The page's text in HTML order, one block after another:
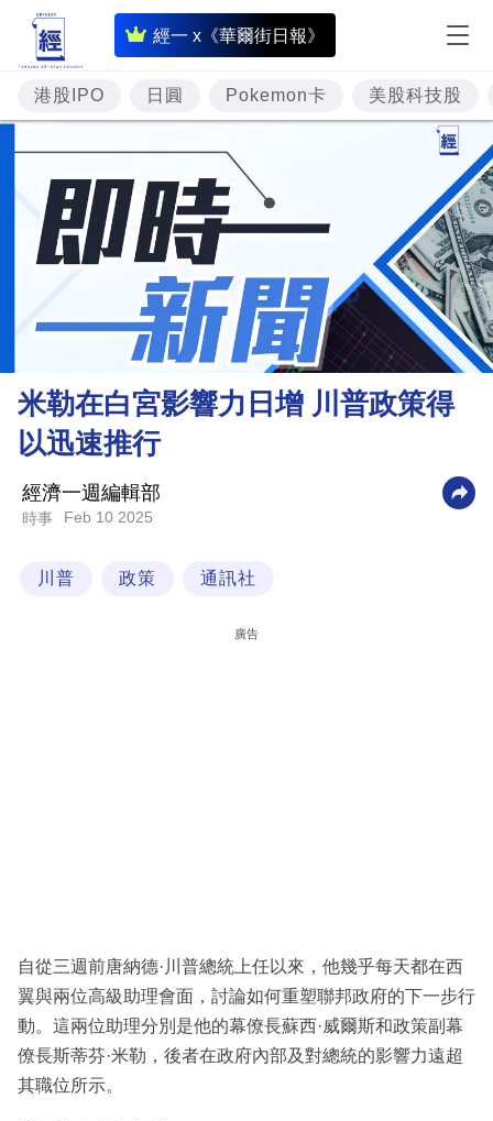
經一 x《華爾街日報》
即
時
財
經
專
題
投
資
樓
市
財
商
業
科
區
港股IPO 日圓 Pokemon卡 美股科技股
米勒在白宮影響力日增 川普政策得
以迅速推行
經濟一週編輯部
時事 Feb 10 2025
川普 政策 通訊社
廣告
自從三週前唐納德·川普總統上任以來，他幾乎每天都在西
翼與兩位高級助理會面，討論如何重塑聯邦政府的下一步行
動。這兩位助理分別是他的幕僚長蘇西·威爾斯和政策副幕
僚長斯蒂芬·米勒，後者在政府內部及對總統的影響力遠超
其職位所示。